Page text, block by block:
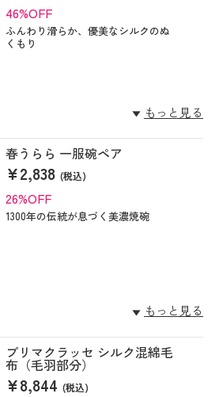
46%OFF
ふんわり滑らか、優美なシルクのぬ
くもり
もっと見る
春うらら 一服碗ペア
¥2,838(税込)
26%OFF
1300年の伝統が息づく美濃焼碗
もっと見る
プリマクラッセ シルク混綿毛
布（毛羽部分）
¥8,844(税込)